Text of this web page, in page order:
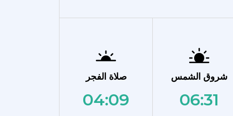
صلاة الفجر
04:09
شروق الشمس
06:31